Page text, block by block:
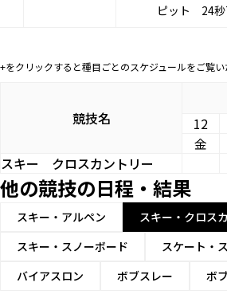
ピット 24秒
+をクリックすると種目ごとのスケジュールをご覧
競技名
12
金
スキー クロスカントリー
他の競技の日程・結果
スキー・アルペン スキー・クロス
スキー・スノーボード
スケート・
バイアスロン
ボブスレー ボ